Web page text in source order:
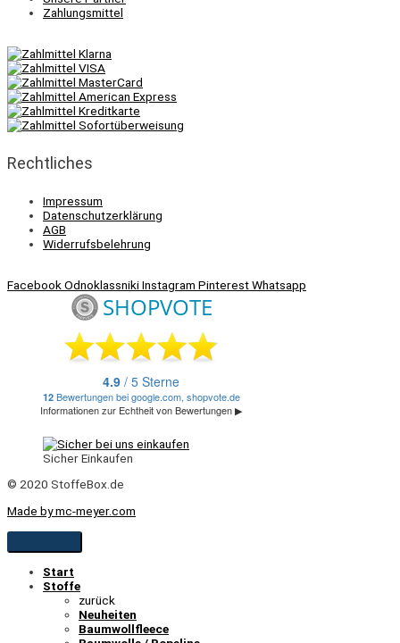
Zahlungsmittel
Rechtliches
Impressum
Datenschutzerklärung
AGB
Widerrufsbelehrung
FacebookOdnoklassnikiInstagram PinterestWhatsapp
Sicher Einkaufen
© 2020 StoffeBox.de
Made by mc-meyer.com
Start
Stoffe
zurück
Neuheiten
Baumwollfleece